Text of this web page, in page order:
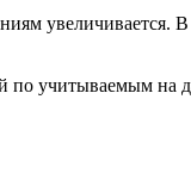
увеличивается.
учитываемым на